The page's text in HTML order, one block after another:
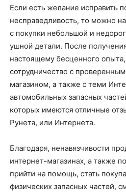
Если есть желание исправить
несправедливость, то можно
с покупки небольшой и
ушной детали. После
настоящему бесценного
сотрудничество с
магазином, а также с теми
автомобильных запасных
которых имеются отличные
Рунета, или Интернета.
Благодаря, ненавязчивости
интернет-магазинах, а также
прийти на помощь, стать
физических запасных частей,